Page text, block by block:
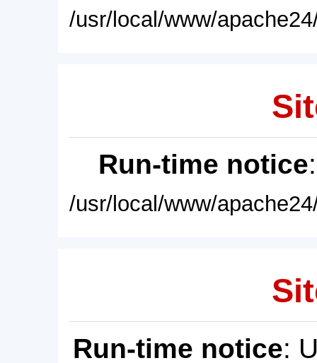
/usr/local/www/
Run-time notice
/usr/local/www/
Run-time notice: